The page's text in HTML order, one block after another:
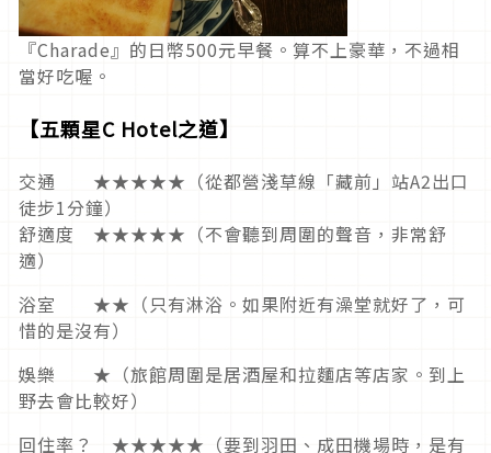
『Charade』的日幣500元早餐。算不上豪華，不過相
當好吃喔。
【五顆星C Hotel之道】
交通 ★★★★★（從都營淺草線「藏前」站A2出口
徒步1分鐘）
舒適度 ★★★★★（不會聽到周圍的聲音，非常舒
適）
浴室 ★★（只有淋浴。如果附近有澡堂就好了，可
惜的是沒有）
娛樂 ★（旅館周圍是居酒屋和拉麵店等店家。到上
野去會比較好）
回住率？ ★★★★★（要到羽田、成田機場時，是有